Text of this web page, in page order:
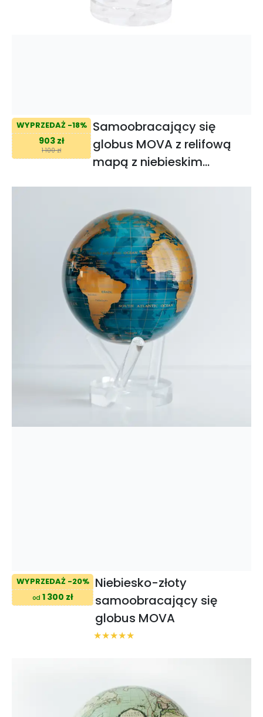
WYPRZEDAŻ -18%
903 zł
1 100 zł
Samoobracający się
globus MOVA z relifową
mapą z niebieskim
WYPRZEDAŻ -20%
od 1 300 zł
Niebiesko-złoty
samoobracający się
globus MOVA